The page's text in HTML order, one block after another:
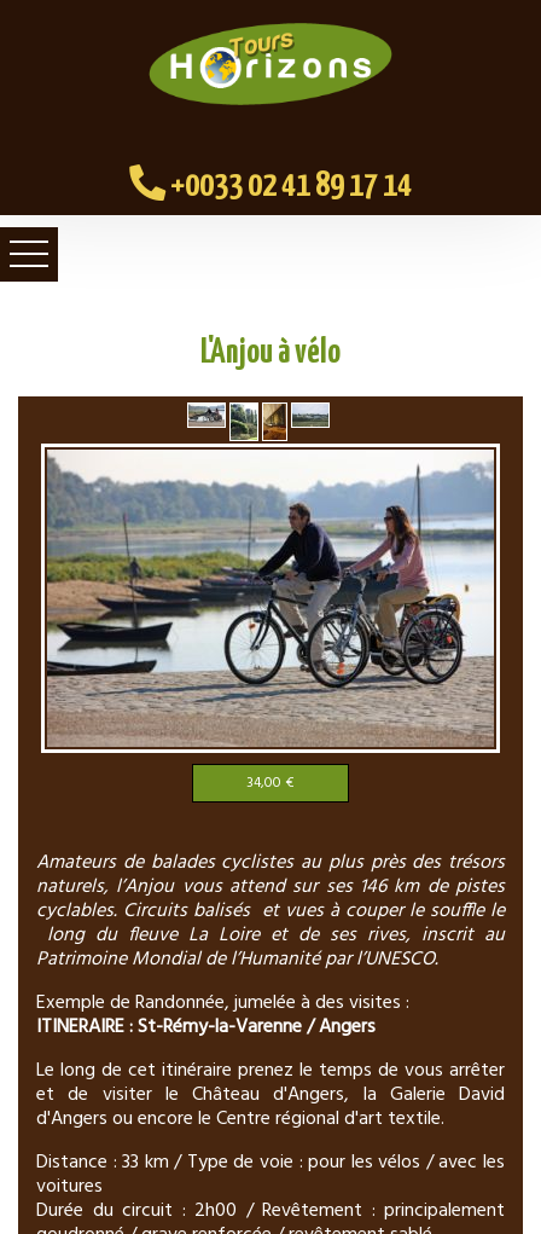
+0033 02 41 89 17 14
L'Anjou à vélo
34,00 €
Amateurs de balades cyclistes au plus près des trésors
naturels, l’Anjou vous attend sur ses 146 km de pistes
cyclables. Circuits balisés et vues à couper le souffle le
long du fleuve La Loire et de ses rives, inscrit au
Patrimoine Mondial de l’Humanité par l’UNESCO.
Exemple de Randonnée, jumelée à des visites :
ITINERAIRE : St-Rémy-la-Varenne / Angers
Le long de cet itinéraire prenez le temps de vous arrêter
et de visiter le Château d'Angers, la Galerie David
d'Angers ou encore le Centre régional d'art textile.
Distance : 33 km / Type de voie : pour les vélos / avec les
voitures
Durée du circuit : 2h00 / Revêtement : principalement